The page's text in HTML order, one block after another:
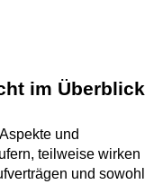
im Überblick
und
teilweise wirken
und sowohl